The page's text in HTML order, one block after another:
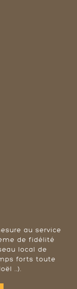
au service
de fidélité
local de
forts toute
..).